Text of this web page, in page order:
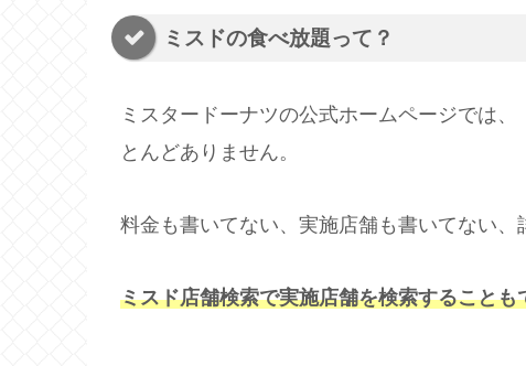
ミスドの食べ放題って？
ミスタードーナツの公式ホームページでは
とんどありません。
料金も書いてない、実施店舗も書いてない、
ミスド店舗検索で実施店舗を検索することも